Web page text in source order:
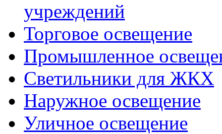
учреждений
Торговое освещение
Промышленное
Светильники для ЖКХ
Наружное освещение
Уличное освещение